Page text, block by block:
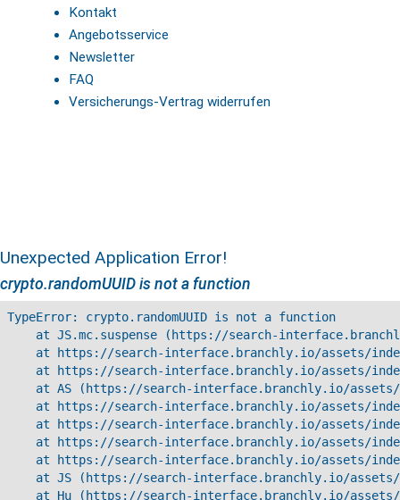
Kontakt
Angebotsservice
Newsletter
FAQ
Versicherungs-Vertrag widerrufen
Unexpected Application Error!
crypto.randomUUID is not a function
TypeError: crypto.randomUUID is not a function
at JS.mc.suspense (https://search-
at https://search-interface.branchly.io/assets/
at https://search-interface.branchly.io/assets/
at AS (https://search-interface.branchly.io/
at https://search-interface.branchly.io/assets/
at https://search-interface.branchly.io/assets/
at https://search-interface.branchly.io/assets/
at https://search-interface.branchly.io/assets/
at JS (https://search-interface.branchly.io/
at Hu (https://search-interface.branchly.io/